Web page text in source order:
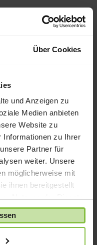
Über Cookies
und Anzeigen zu
Medien anbieten
Website zu
Informationen zu Ihrer
Partner für
weiter. Unsere
möglicherweise mit
ihnen bereitgestellt